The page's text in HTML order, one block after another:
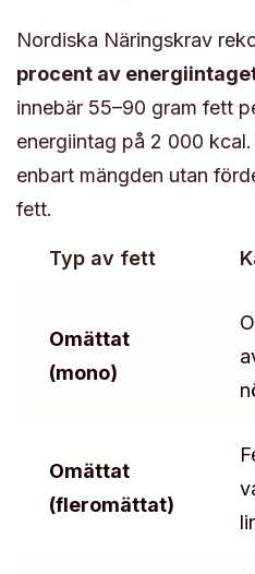
Nordiska Näringskrav
procent av
innebär 55–90 gram fett
energiintag på 2 000
enbart mängden utan
fett.
Typ av fett
Omättat
(mono)
Omättat
(fleromättat)